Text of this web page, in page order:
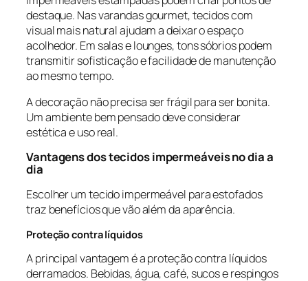
destaque. Nas varandas gourmet, tecidos com
visual mais natural ajudam a deixar o espaço
acolhedor. Em salas e lounges, tons sóbrios podem
transmitir sofisticação e facilidade de manutenção
ao mesmo tempo.
A decoração não precisa ser frágil para ser bonita.
Um ambiente bem pensado deve considerar
estética e uso real.
Vantagens dos tecidos impermeáveis no dia a
dia
Escolher um tecido impermeável para estofados
traz benefícios que vão além da aparência.
Proteção contra líquidos
A principal vantagem é a proteção contra líquidos
derramados. Bebidas, água, café, sucos e respingos